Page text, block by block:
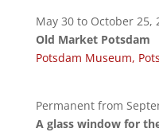
May 30 to October 25,
Old Market Potsdam
Potsdam Museum,
Permanent from
A glass window for